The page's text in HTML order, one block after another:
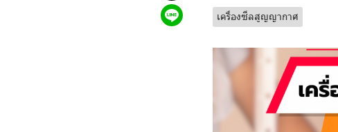
เครื่องซีลสูญญากาศ